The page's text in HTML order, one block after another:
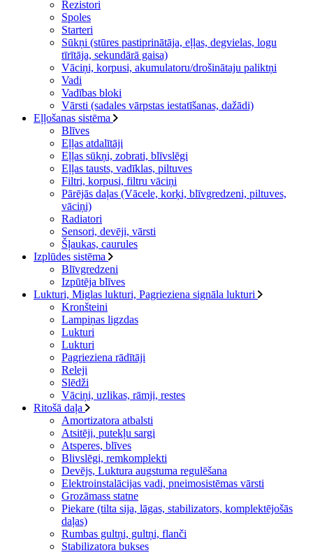
Rezistori
Spoles
Starteri
Sūkņi (stūres pastiprinātāja, eļļas, degvielas, logu
tīrītāja, sekundārā gaisa)
Vāciņi, korpusi, akumulatoru/drošinātaju paliktņi
Vadi
Vadības bloki
Vārsti (sadales vārpstas iestatīšanas, dažādi)
Eļļošanas sistēma
Blīves
Eļļas atdalītāji
Eļļas sūkņi, zobrati, blīvslēgi
Eļļas tausts, vadīklas, piltuves
Filtri, korpusi, filtru vāciņi
Pārējās daļas (Vācele, korķi, blīvgredzeni, piltuves,
vāciņi)
Radiatori
Sensori, devēji, vārsti
Šļaukas, caurules
Izplūdes sistēma
Blīvgredzeni
Izpūtēja blīves
Lukturi, Miglas lukturi, Pagrieziena signāla lukturi
Kronšteini
Lampiņas ligzdas
Lukturi
Lukturi
Pagrieziena rādītāji
Releji
Slēdži
Vāciņi, uzlikas, rāmji, restes
Ritošā daļa
Amortizatora atbalsti
Atsitēji, putekļu sargi
Atsperes, blīves
Blivslēgi, remkomplekti
Devējs, Luktura augstuma regulēšana
Elektroinstalācijas vadi, pneimosistēmas vārsti
Grozāmass statne
Piekare (tilta sija, lāgas, stabilizators, komplektējošās
daļas)
Rumbas gultņi, gultņi, flanči
Stabilizatora bukses